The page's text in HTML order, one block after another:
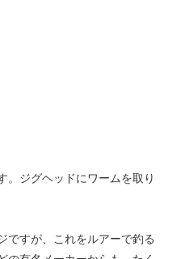
。ジグヘッドにワームを取り
ですが、これをルアーで釣る